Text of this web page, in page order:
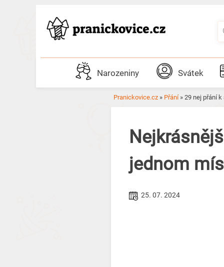
Narozeniny Svátek
Pranickovice.cz » Přání» 29 nej přání k
jednom
25. 07. 2024